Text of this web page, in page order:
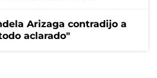
Arizaga contradijo a
aclarado"